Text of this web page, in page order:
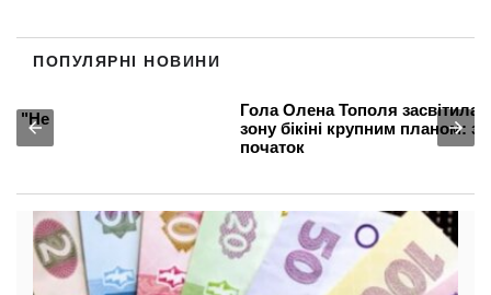
Гола Олена Тополя засвітила попку та